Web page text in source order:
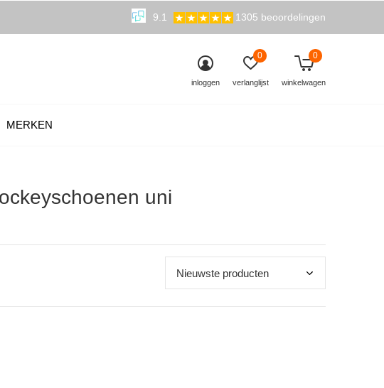
MERKEN
inloggen verlanglijst
0
winkelwagen
0
9.1 1305 beoordelingen
uni